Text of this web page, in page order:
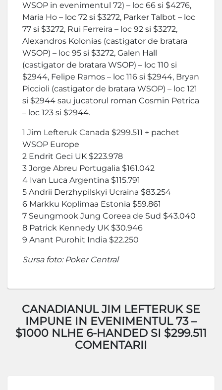
WSOP in evenimentul 72) – loc 66 si $4276,
Maria Ho – loc 72 si $3272, Parker Talbot – loc
77 si $3272, Rui Ferreira – loc 92 si $3272,
Alexandros Kolonias (castigator de bratara
WSOP) – loc 95 si $3272, Galen Hall
(castigator de bratara WSOP) – loc 110 si
$2944, Felipe Ramos – loc 116 si $2944, Bryan
Piccioli (castigator de bratara WSOP) – loc 121
si $2944 sau jucatorul roman Cosmin Petrica
– loc 123 si $2944.
1 Jim Lefteruk Canada $299.511 + pachet
WSOP Europe
2 Endrit Geci UK $223.978
3 Jorge Abreu Portugalia $161.042
4 Ivan Luca Argentina $115.791
5 Andrii Derzhypilskyi Ucraina $83.254
6 Markku Koplimaa Estonia $59.861
7 Seungmook Jung Coreea de Sud $43.040
8 Patrick Kennedy UK $30.946
9 Anant Purohit India $22.250
Sursa foto: Poker Central
CANADIANUL JIM LEFTERUK SE
IMPUNE IN EVENIMENTUL 73 –
$1000 NLHE 6-HANDED SI $299.511
COMENTARII